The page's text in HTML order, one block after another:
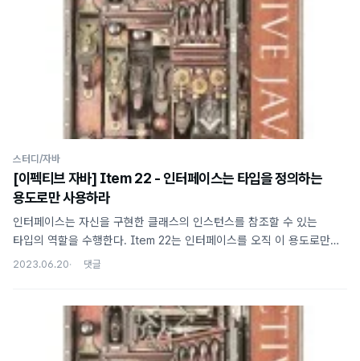
// CIRCLE용 생성자 public Figure(double radius) { ..
스터디/자바
[이펙티브 자바] Item 22 - 인터페이스는 타입을 정의하는
용도로만 사용하라
인터페이스는 자신을 구현한 클래스의 인스턴스를 참조할 수 있는
타입의 역할을 수행한다. Item 22는 인터페이스를 오직 이 용도로만
사용하라고 조언한다. 예를 들어 아래와 같이 아무런 메서드가 선언되어
VALUE_ONE = 0; int VALUE_TWO = 1; } 이러한 용도로 인터페이스를
사용하게 되면 내부 구현이 외부로 그대로 노출되는 것이므로
(인터페이스의 상수는 무조건 public static final) 지양해야 한다.
2023.06.20